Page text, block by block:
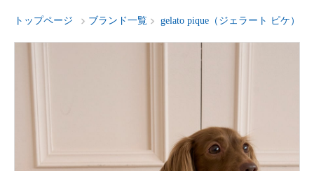
トップページ ブランド一覧 gelato pique（ジェラート ピケ）